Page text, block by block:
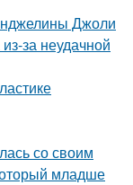
Джоли
за неудачной
со своим
младше